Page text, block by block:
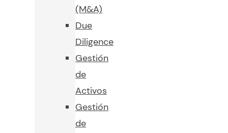
(M&A)
Due
Diligence
Gestión
de
Activos
Gestión
de